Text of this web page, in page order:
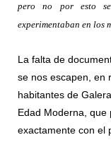
pero no por esto
experimentaban en los
La falta de
se nos escapen, en
habitantes de
Edad Moderna, que
exactamente con el